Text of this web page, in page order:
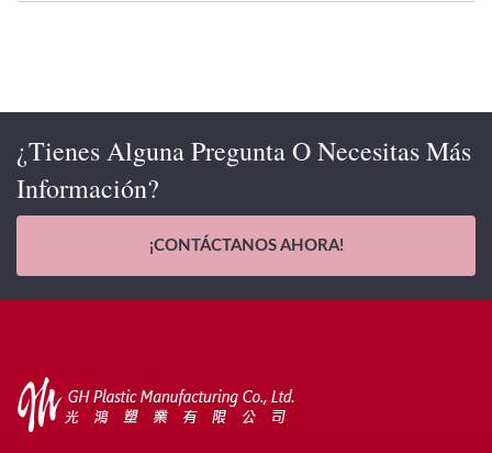
¿Tienes Alguna Pregunta O Necesitas Más
Información?
¡CONTÁCTANOS AHORA!